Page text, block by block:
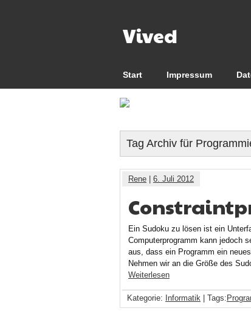
Vived
Start Impressum
Tag Archiv für
Rene 6. Juli 2012
Ein Sudoku zu lösen ist ein
Computerprogramm kann jedoch
aus, dass ein Programm ein
Nehmen wir an die Größe des
Weiterlesen
Kategorie: Informatik | Tags: